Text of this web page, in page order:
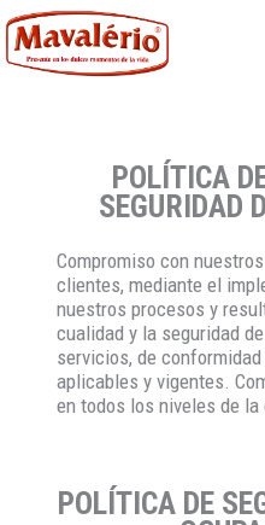
POLÍTICA
SEGURIDAD
Compromiso con
clientes, mediante el
nuestros procesos y
cualidad y la seguridad
servicios, de
aplicables y vigentes.
en todos los niveles de la
POLÍTICA DE